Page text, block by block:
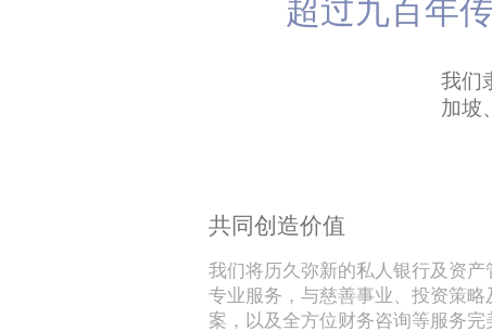
超过九百年
我们
加坡
共同创造价值
我们将历久弥新的私人银行及资产
专业服务，与慈善事业、投资策略
案，以及全方位财务咨询等服务完